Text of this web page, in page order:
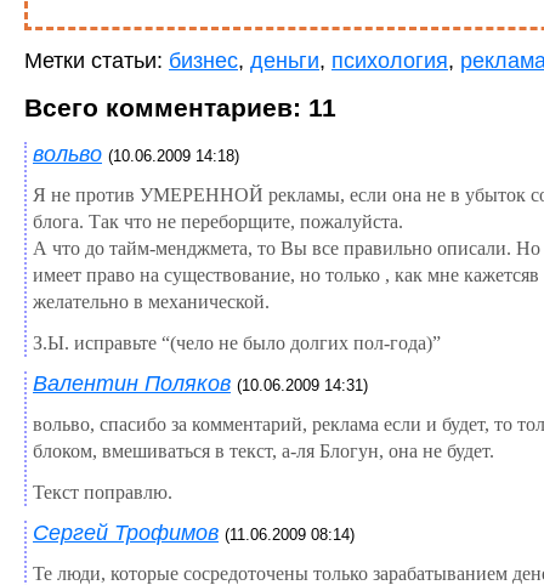
Метки статьи: бизнес, деньги, психология,
Всего комментариев: 11
вольво (10.06.2009 14:18)
Я не против УМЕРЕННОЙ рекламы, если она не в убыток
блога. Так что не переборщите, пожалуйста.
А что до тайм-менджмета, то Вы все правильно описали. Но
имеет право на существование, но только , как мне кажетсяв
желательно в механической.
З.Ы. исправьте “(чело не было долгих пол-года)”
Валентин Поляков (10.06.2009 14:31)
вольво, спасибо за комментарий, реклама если и будет, то
блоком, вмешиваться в текст, а-ля Блогун, она не будет.
Текст поправлю.
Сергей Трофимов (11.06.2009 08:14)
Те люди, которые сосредоточены только зарабатыванием